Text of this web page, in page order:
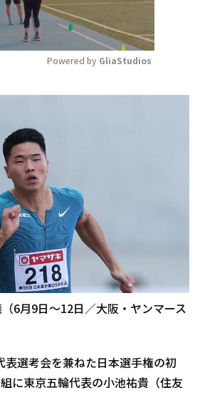
Powered by GliaStudios
6月9日～12日／大阪・ヤンマース
表選考会を兼ねた日本選手権の初
に東京五輪代表の小池祐貴（住友